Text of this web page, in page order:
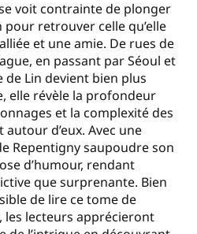
voit contrainte de plonger
pour retrouver celle qu’elle
et une amie. De rues de
en passant par Séoul et
de Lin devient bien plus
elle révèle la profondeur
et la complexité des
d’eux. Avec une
Repentigny saupoudre son
d’humour, rendant
que surprenante. Bien
de lire ce tome de
les lecteurs apprécieront